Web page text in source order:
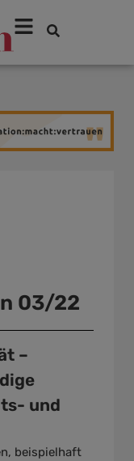
03/22
–
und
beispielhaft